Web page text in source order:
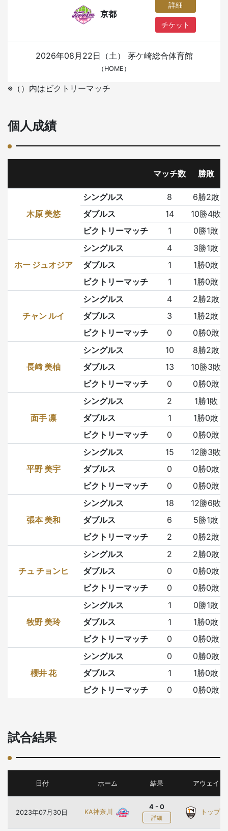
京都
詳細
チケット
2026年08月22日（土） 茅ケ崎総合体育館
（HOME）
※（）内はビクトリーマッチ
個人成績
マッチ数 勝敗
木原 美悠
シングルス 8 6勝2敗
ダブルス
14
10勝4敗
ビクトリーマッチ
1 0勝1敗
ホー ジュオジア
シングルス 4 3勝1敗
ダブルス
1 1勝0敗
ビクトリーマッチ
1 1勝0敗
チャン ルイ
シングルス 4 2勝2敗
ダブルス
3 1勝2敗
ビクトリーマッチ
0 0勝0敗
長﨑 美柚
シングルス 10 8勝2敗
ダブルス
13
10勝3敗
ビクトリーマッチ
0 0勝0敗
面手 凛
シングルス 2 1勝1敗
ダブルス
1 1勝0敗
ビクトリーマッチ
0 0勝0敗
平野 美宇
シングルス 15 12勝3敗
ダブルス
0 0勝0敗
ビクトリーマッチ
0 0勝0敗
張本 美和
シングルス 18 12勝6敗
ダブルス
6 5勝1敗
ビクトリーマッチ
2 0勝2敗
チュ チョンヒ
シングルス 2 2勝0敗
ダブルス
0 0勝0敗
ビクトリーマッチ
0 0勝0敗
牧野 美玲
シングルス 1 0勝1敗
ダブルス
1 1勝0敗
ビクトリーマッチ
0 0勝0敗
櫻井 花
シングルス 0 0勝0敗
ダブルス
1 1勝0敗
ビクトリーマッチ
0 0勝0敗
試合結果
日付 ホーム 結果 アウェイ
2023年07月30日 KA神奈川
4 - 0
詳細
トップ